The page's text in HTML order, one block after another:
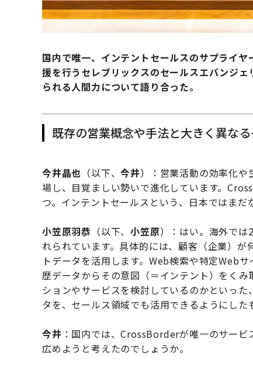
国内で唯一、インテントセールスのサプライ
援を行うセレブリックスのセールスエバンジ
られる人間力について語り合った。
既存の営業概念や手法と大きく異な
今井晶也 （以下、今井）：営業活動の効率化
場し、目覚ましい勢いで進化しています。
つ。インテントセールスという、日本ではまだ
小笠原羽恭 （以下、小笠原）：はい。海外で
れられています。具体的には、顧客（企業）
トデータを活用します。Web検索や特定Web
歴データからその意図（＝インテント）をく
ションやサービスを検討しているのかといっ
タを、セールス領域でも活用できるようにした
今井 ：国内では、CrossBorderが唯一のサー
広めようと考えたのでしょうか。